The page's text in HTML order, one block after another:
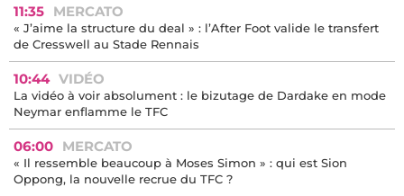
11:35 MERCATO
« J’aime la structure du deal » : l’After Foot valide le transfert
de Cresswell au Stade Rennais
10:44 VIDÉO
La vidéo à voir absolument : le bizutage de Dardake en mode
Neymar enflamme le TFC
06:00 MERCATO
« Il ressemble beaucoup à Moses Simon » : qui est Sion
Oppong, la nouvelle recrue du TFC ?